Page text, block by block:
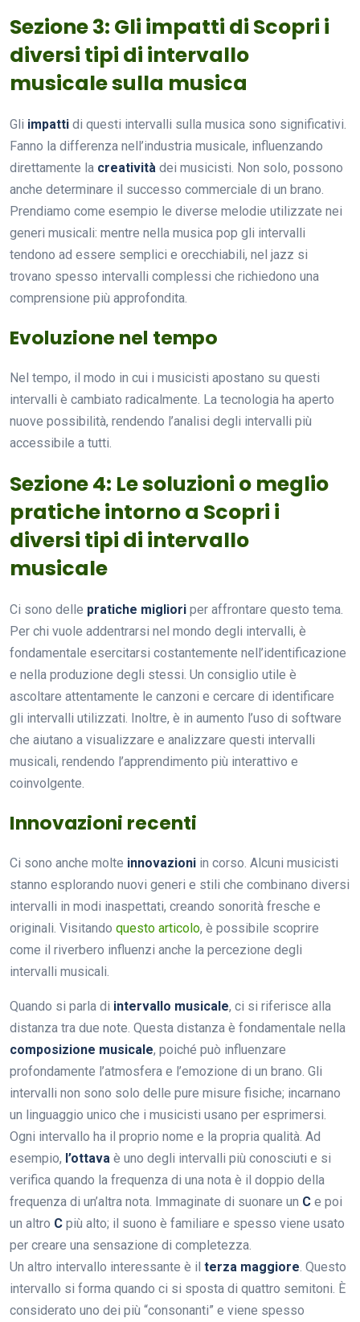
Sezione 3: Gli impatti di Scopri i
diversi tipi di intervallo
musicale sulla musica
Gli impatti di questi intervalli sulla musica sono significativi.
Fanno la differenza nell’industria musicale, influenzando
direttamente la creatività dei musicisti. Non solo, possono
anche determinare il successo commerciale di un brano.
Prendiamo come esempio le diverse melodie utilizzate nei
generi musicali: mentre nella musica pop gli intervalli
tendono ad essere semplici e orecchiabili, nel jazz si
trovano spesso intervalli complessi che richiedono una
comprensione più approfondita.
Evoluzione nel tempo
Nel tempo, il modo in cui i musicisti apostano su questi
intervalli è cambiato radicalmente. La tecnologia ha aperto
nuove possibilità, rendendo l’analisi degli intervalli più
accessibile a tutti.
Sezione 4: Le soluzioni o meglio
pratiche intorno a Scopri i
diversi tipi di intervallo
musicale
Ci sono delle pratiche migliori per affrontare questo tema.
Per chi vuole addentrarsi nel mondo degli intervalli, è
fondamentale esercitarsi costantemente nell’identificazione
e nella produzione degli stessi. Un consiglio utile è
ascoltare attentamente le canzoni e cercare di identificare
gli intervalli utilizzati. Inoltre, è in aumento l’uso di software
che aiutano a visualizzare e analizzare questi intervalli
musicali, rendendo l’apprendimento più interattivo e
coinvolgente.
Innovazioni recenti
Ci sono anche molte innovazioni in corso. Alcuni musicisti
stanno esplorando nuovi generi e stili che combinano diversi
intervalli in modi inaspettati, creando sonorità fresche e
originali. Visitando questo articolo, è possibile scoprire
come il riverbero influenzi anche la percezione degli
intervalli musicali.
Quando si parla di intervallo musicale, ci si riferisce alla
distanza tra due note. Questa distanza è fondamentale nella
composizione musicale, poiché può influenzare
profondamente l’atmosfera e l’emozione di un brano. Gli
intervalli non sono solo delle pure misure fisiche; incarnano
un linguaggio unico che i musicisti usano per esprimersi.
Ogni intervallo ha il proprio nome e la propria qualità. Ad
esempio, l’ottava è uno degli intervalli più conosciuti e si
verifica quando la frequenza di una nota è il doppio della
frequenza di un’altra nota. Immaginate di suonare un C e poi
un altro C più alto; il suono è familiare e spesso viene usato
per creare una sensazione di completezza.
Un altro intervallo interessante è il terza maggiore. Questo
intervallo si forma quando ci si sposta di quattro semitoni. È
considerato uno dei più “consonanti” e viene spesso